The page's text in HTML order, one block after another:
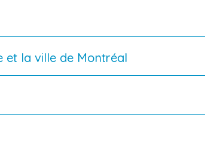
et la ville de Montréal